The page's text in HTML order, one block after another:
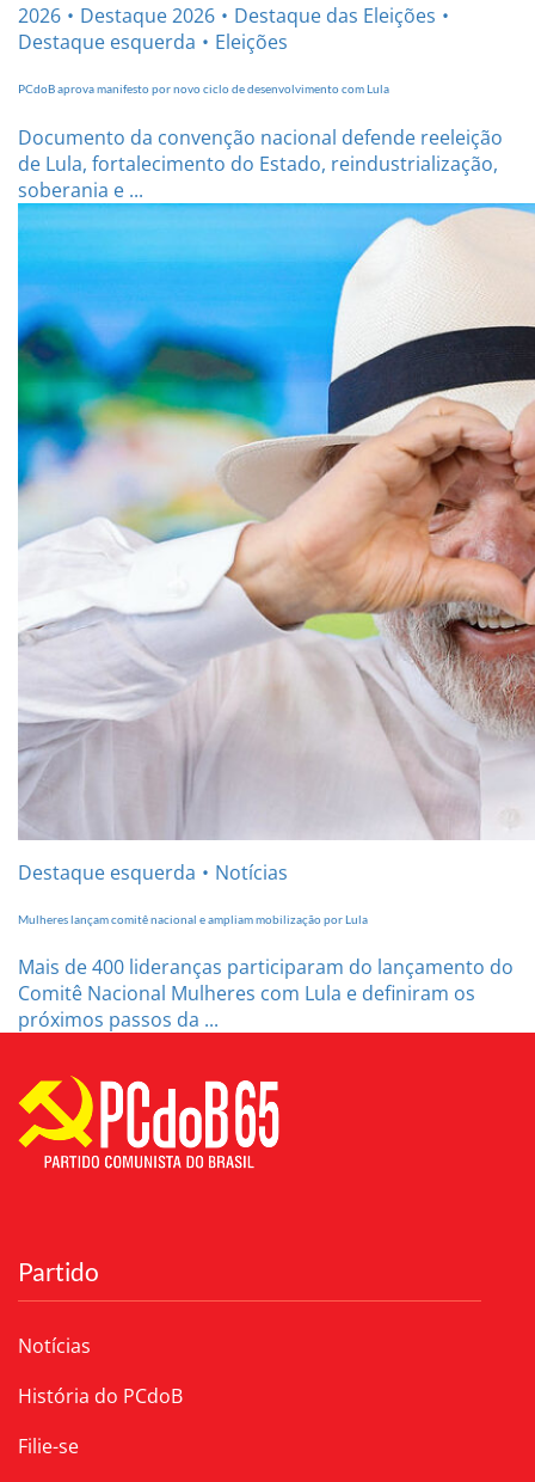
2026 Destaque 2026
Destaque das Eleições
Destaque esquerda
Eleições
PCdoB aprova manifesto por novo ciclo de desenvolvimento com Lula
Documento da convenção nacional defende reeleição
de Lula, fortalecimento do Estado, reindustrialização,
soberania e ...
Destaque esquerda Notícias
Mulheres lançam comitê nacional e ampliam mobilização por Lula
Mais de 400 lideranças participaram do lançamento do
Comitê Nacional Mulheres com Lula e definiram os
próximos passos da ...
Partido
Notícias
História do PCdoB
Filie-se